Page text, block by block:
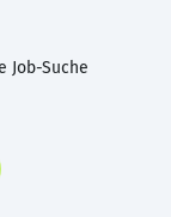
Job-Suche